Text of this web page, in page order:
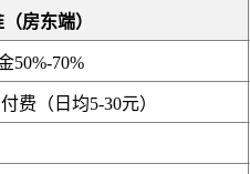
房东端）
50%-70%
费（日均5-30元）